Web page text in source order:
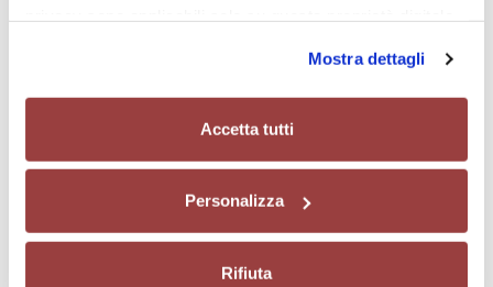
modificare o revocare il proprio consenso in qualsiasi
momento dalla Dichiarazione sui cookie o facendo clic
sull'icona di attivazione della privacy.
Con il tuo consenso, vorremmo anche:
raccogliere informazioni sulla tua posizione
geografica, con un'approssimazione di qualche
Mostra dettagli
Accetta tutti
Personalizza
Rifiuta